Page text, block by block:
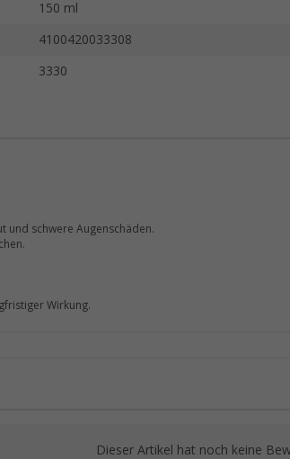
150 ml
4100420033308
3330
und schwere Augenschäden.
Wirkung.
Dieser Artikel hat noch keine